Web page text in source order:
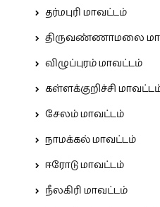
தர்மபுரி மாவட்டம்
திருவண்ணாமலை
விழுப்புரம் மாவட்டம்
கள்ளக்குறிச்சி
சேலம் மாவட்டம்
நாமக்கல் மாவட்டம்
ஈரோடு மாவட்டம்
நீலகிரி மாவட்டம்